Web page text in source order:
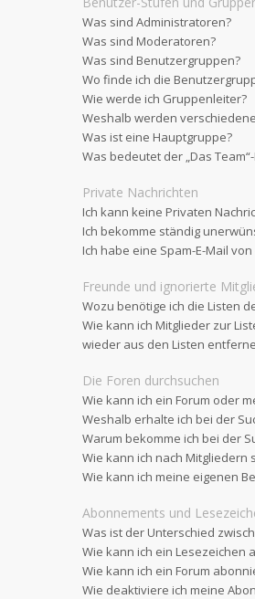
Was sind Administratoren?
Was sind Moderatoren?
Was sind Benutzergruppen?
Wo finde ich die
Wie werde ich Gruppenleiter?
Weshalb werden
Was ist eine Hauptgruppe?
Was bedeutet der „Das
Private Nachrichten
Ich kann keine Privaten
Ich bekomme ständig
Ich habe eine Spam-E-Mail
Freunde und ignorierte
Wozu benötige ich die Listen
Wie kann ich Mitglieder zur
wieder aus den Listen
Die Foren durchsuchen
Wie kann ich ein Forum oder
Weshalb erhalte ich bei der
Warum bekomme ich bei der
Wie kann ich nach Mitgliedern
Wie kann ich meine eigenen
Abonnements und
Was ist der Unterschied
Wie kann ich ein Lesezeichen
Wie kann ich ein Forum
Wie deaktiviere ich meine